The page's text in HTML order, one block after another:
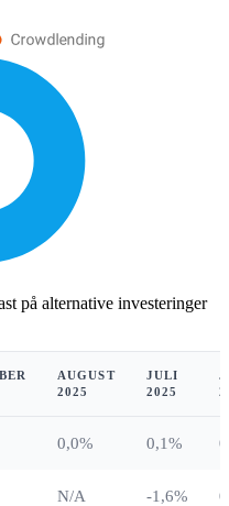
på alternative investeringer
AUGUST
2025
JULI
2025
0,0% 0,1%
N/A -1,6%